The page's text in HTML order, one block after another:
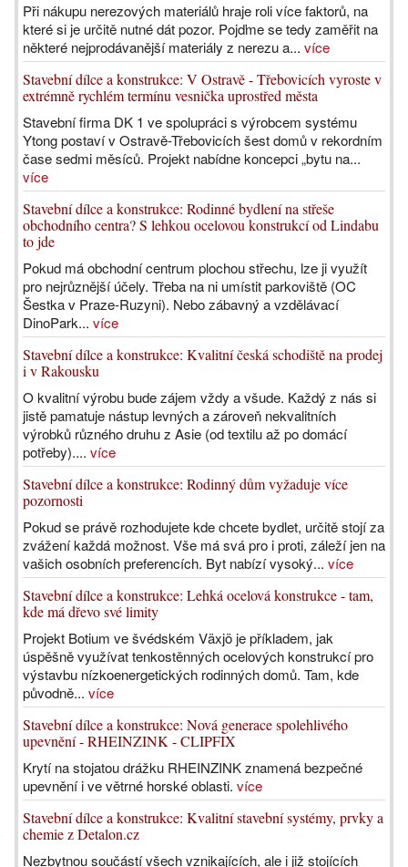
Při nákupu nerezových materiálů hraje roli více faktorů, na
které si je určitě nutné dát pozor. Pojďme se tedy zaměřit na
některé nejprodávanější materiály z nerezu a... více
Stavební dílce a konstrukce: V Ostravě - Třebovicích vyroste v
extrémně rychlém termínu vesnička uprostřed města
Stavební firma DK 1 ve spolupráci s výrobcem systému
Ytong postaví v Ostravě-Třebovicích šest domů v rekordním
čase sedmi měsíců. Projekt nabídne koncepci „bytu na...
více
Stavební dílce a konstrukce: Rodinné bydlení na střeše
obchodního centra? S lehkou ocelovou konstrukcí od Lindabu
to jde
Pokud má obchodní centrum plochou střechu, lze ji využít
pro nejrůznější účely. Třeba na ni umístit parkoviště (OC
Šestka v Praze-Ruzyni). Nebo zábavný a vzdělávací
DinoPark... více
Stavební dílce a konstrukce: Kvalitní česká schodiště na prodej
i v Rakousku
O kvalitní výrobu bude zájem vždy a všude. Každý z nás si
jistě pamatuje nástup levných a zároveň nekvalitních
výrobků různého druhu z Asie (od textilu až po domácí
potřeby).... více
Stavební dílce a konstrukce: Rodinný dům vyžaduje více
pozornosti
Pokud se právě rozhodujete kde chcete bydlet, určitě stojí za
zvážení každá možnost. Vše má svá pro i proti, záleží jen na
vašich osobních preferencích. Byt nabízí vysoký... více
Stavební dílce a konstrukce: Lehká ocelová konstrukce - tam,
kde má dřevo své limity
Projekt Botium ve švédském Växjö je příkladem, jak
úspěšně využívat tenkostěnných ocelových konstrukcí pro
výstavbu nízkoenergetických rodinných domů. Tam, kde
původně... více
Stavební dílce a konstrukce: Nová generace spolehlivého
upevnění - RHEINZINK - CLIPFIX
Krytí na stojatou drážku RHEINZINK znamená bezpečné
upevnění i ve větrné horské oblasti. více
Stavební dílce a konstrukce: Kvalitní stavební systémy, prvky a
chemie z Detalon.cz
Nezbytnou součástí všech vznikajících, ale i již stojících